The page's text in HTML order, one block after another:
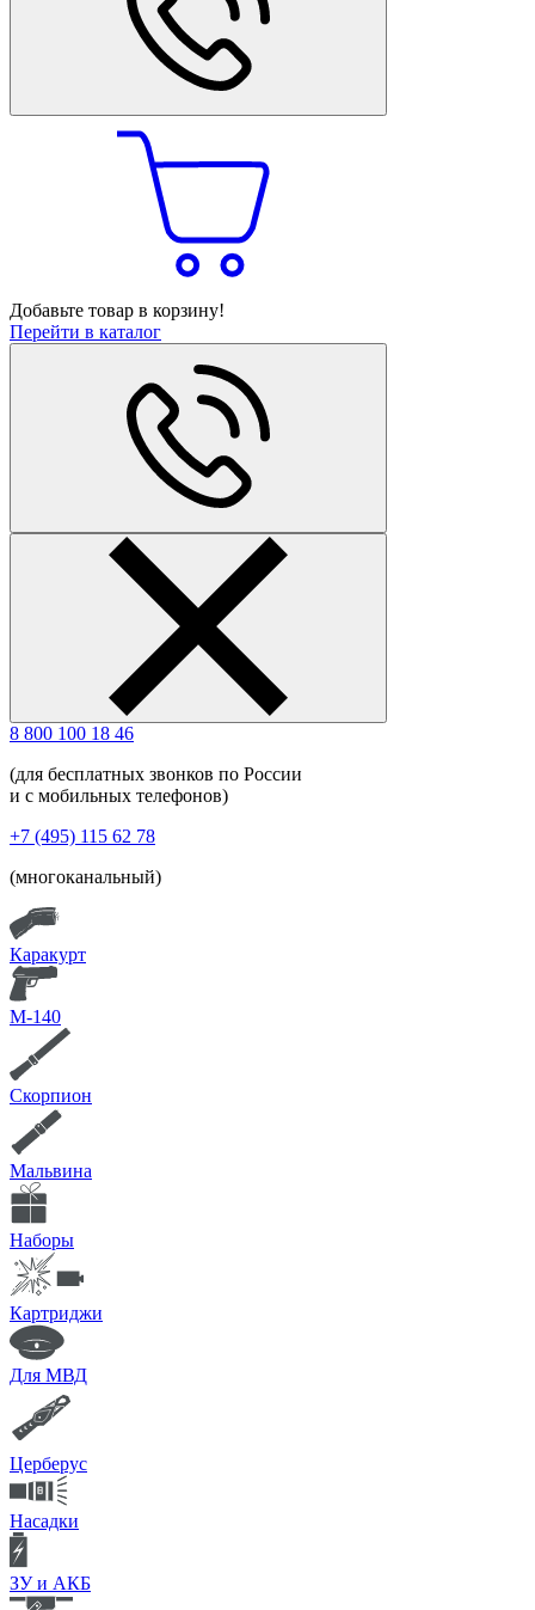
Добавьте товар в корзину!
Перейти в каталог
8 800 100 18 46
(для бесплатных звонков по России
и с мобильных телефонов)
+7 (495) 115 62 78
(многоканальный)
Каракурт
М-140
Скорпион
Мальвина
Наборы
Картриджи
Для МВД
Церберус
Насадки
ЗУ и АКБ